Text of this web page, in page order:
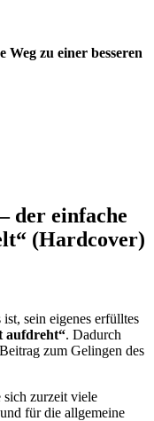
zu einer besseren
der einfache
(Hardcover)
sein eigenes erfülltes
aufdreht“. Dadurch
zum Gelingen des
zurzeit viele
für die allgemeine